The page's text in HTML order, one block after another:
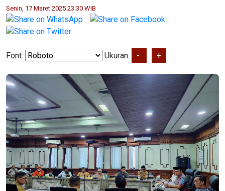
Senin, 17 Maret 2025 23:30 WIB
Font: Ukuran: - +